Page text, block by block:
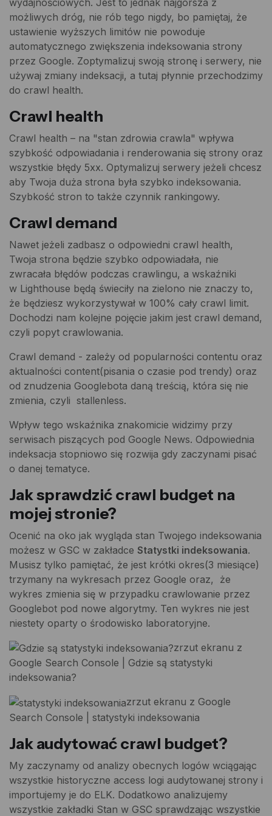
możliwych dróg, nie rób tego nigdy, bo pamiętaj, że
ustawienie wyższych limitów nie powoduje
automatycznego zwiększenia indeksowania strony
przez Google. Zoptymalizuj swoją stronę i serwery, nie
używaj zmiany indeksacji, a tutaj płynnie przechodzimy
do crawl health.
Crawl health
Crawl health – na "stan zdrowia crawla" wpływa
szybkość odpowiadania i renderowania się strony oraz
wszystkie błędy 5xx. Optymalizuj serwery jeżeli chcesz
aby Twoja duża strona była szybko indeksowania.
Szybkość stron to także czynnik rankingowy.
Crawl demand
Nawet jeżeli zadbasz o odpowiedni crawl health,
Twoja strona będzie szybko odpowiadała, nie
zwracała błędów podczas crawlingu, a wskaźniki
w Lighthouse będą świeciły na zielono nie znaczy to,
że będziesz wykorzystywał w 100% cały crawl limit.
Dochodzi nam kolejne pojęcie jakim jest crawl demand,
czyli popyt crawlowania.
Crawl demand - zależy od popularności contentu oraz
aktualności content(pisania o czasie pod trendy) oraz
od znudzenia Googlebota daną treścią, która się nie
zmienia, czyli stallenless.
Wpływ tego wskaźnika znakomicie widzimy przy
serwisach piszących pod Google News. Odpowiednia
indeksacja stopniowo się rozwija gdy zaczynami pisać
o danej tematyce.
Jak sprawdzić crawl budget na
mojej stronie?
Ocenić na oko jak wygląda stan Twojego indeksowania
możesz w GSC w zakładce Statystki indeksowania.
Musisz tylko pamiętać, że jest krótki okres(3 miesiące)
trzymany na wykresach przez Google oraz, że
wykres zmienia się w przypadku crawlowanie przez
Googlebot pod nowe algorytmy. Ten wykres nie jest
niestety oparty o środowisko laboratoryjne.
zrzut ekranu z
Google Search Console | Gdzie są statystyki
indeksowania?
zrzut ekranu z Google
Search Console | statystyki indeksowania
Jak audytować crawl budget?
My zaczynamy od analizy obecnych logów wciągając
wszystkie historyczne access logi audytowanej strony i
importujemy je do ELK. Dodatkowo analizujemy
wszystkie zakładki Stan w GSC sprawdzając wszystkie